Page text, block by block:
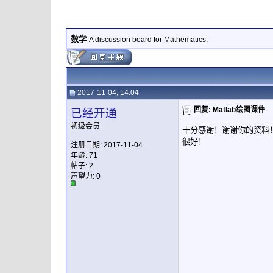
数学 A discussion board for Mathematics.
2017-11-04, 14:04
已经开通
初级会员
注册日期: 2017-11-04
年龄: 71
帖子: 2
声望力: 0
回复: Matlab绘图课件
十分感谢！谢谢你的资料
很好！